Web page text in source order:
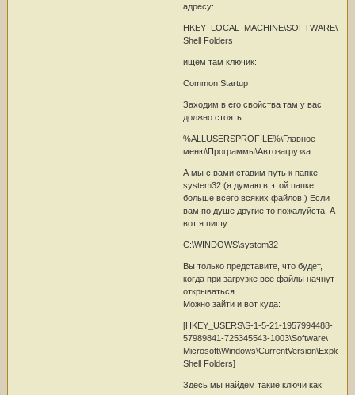
адресу:
Shell Folders
ищем там ключик:
Common Startup
Заходим в его свойства там у вас
должно стоять:
%ALLUSERSPROFILE%\Главное
меню\Программы\Автозагрузка
А мы с вами ставим путь к папке
system32 (я думаю в этой папке
больше всего всяких файлов.) Если
вам по душе другие то пожалуйста. А
вот я пишу:
C:\WINDOWS\system32
Вы только представите, что будет,
когда при загрузке все файлы начнут
открываться....
Можно зайти и вот куда:
[HKEY_USERS\S-1-5-21-1957994488-
57989841-725345543-1003\Software\
Shell Folders]
Здесь мы найдём такие ключи как: